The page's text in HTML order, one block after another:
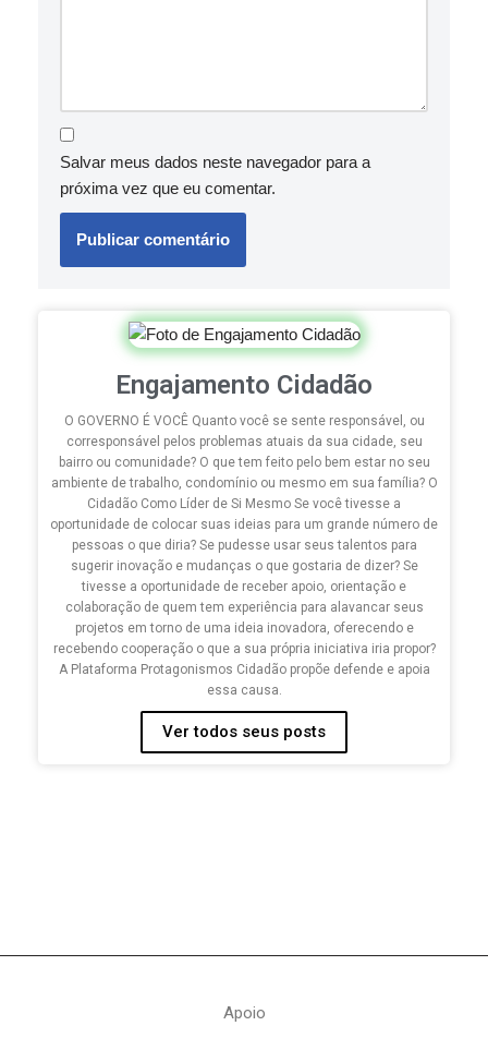
Salvar meus dados neste navegador para a
próxima vez que eu comentar.
Engajamento Cidadão
O GOVERNO É VOCÊ Quanto você se sente responsável, ou
corresponsável pelos problemas atuais da sua cidade, seu
bairro ou comunidade? O que tem feito pelo bem estar no seu
ambiente de trabalho, condomínio ou mesmo em sua família? O
Cidadão Como Líder de Si Mesmo Se você tivesse a
oportunidade de colocar suas ideias para um grande número de
pessoas o que diria? Se pudesse usar seus talentos para
sugerir inovação e mudanças o que gostaria de dizer? Se
tivesse a oportunidade de receber apoio, orientação e
colaboração de quem tem experiência para alavancar seus
projetos em torno de uma ideia inovadora, oferecendo e
recebendo cooperação o que a sua própria iniciativa iria propor?
A Plataforma Protagonismos Cidadão propõe defende e apoia
essa causa.
Ver todos seus posts
Apoio